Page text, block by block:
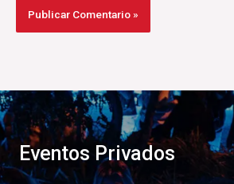
Eventos Privados